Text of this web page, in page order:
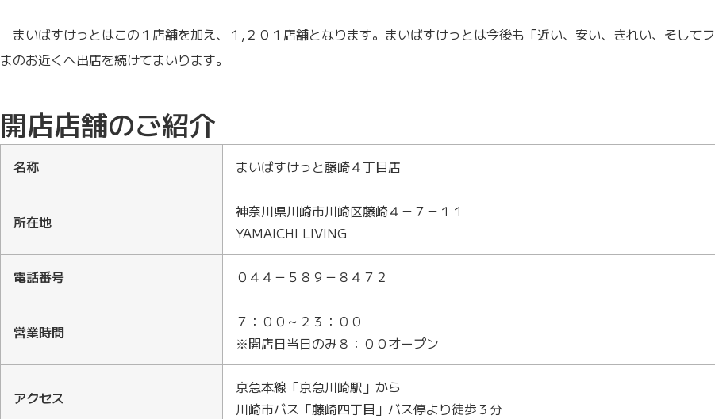
まいばすけっとはこの１店舗を加え、１,２０１店舗となります。まいばすけっとは今後も「近い、安い、きれい、そして
まのお近くへ出店を続けてまいります。
開店店舗のご紹介
名称 まいばすけっと藤崎４丁目店
所在地
神奈川県川崎市川崎区藤崎４－７－１１
YAMAICHI LIVING
電話番号 ０４４－５８９－８４７２
営業時間
７：００～２３：００
※開店日当日のみ８：００オープン
アクセス
京急本線「京急川崎駅」から
川崎市バス「藤崎四丁目」バス停より徒歩３分